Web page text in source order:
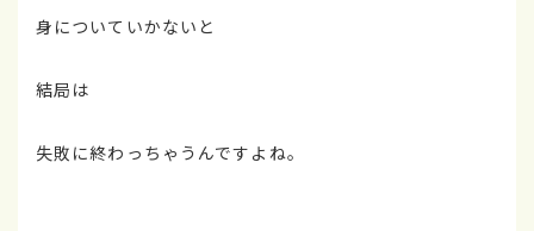
身についていかないと
結局は
失敗に終わっちゃうんですよね。